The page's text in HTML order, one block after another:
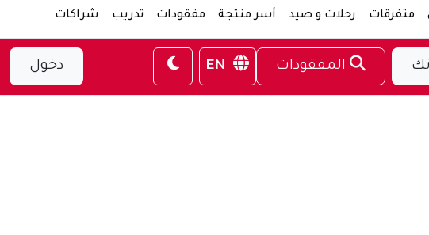
متفرقات رحلات و صيد أسر منتجة مفقودات تدريب شراكات
المفقودات دخول